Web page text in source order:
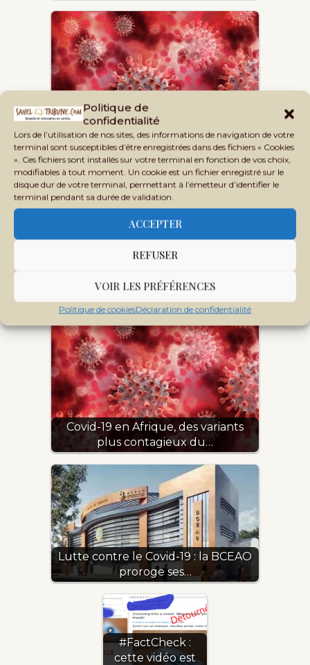
Politique de
confidentialité
Lors de l’utilisation de nos sites, des informations de navigation de votre
terminal sont susceptibles d’être enregistrées dans des fichiers « Cookies
». Ces fichiers sont installés sur votre terminal en fonction de vos choix,
modifiables à tout moment. Un cookie est un fichier enregistré sur le
disque dur de votre terminal, permettant à l’émetteur d’identifier le
terminal pendant sa durée de validation.
ACCEPTER
REFUSER
VOIR LES PRÉFÉRENCES
Politique de cookiesDéclaration de confidentialité
Au Mali, il y a plus dangereux que la
covid-19
la découverte…
Covid-19 en Afrique, des variants
plus contagieux du…
Lutte contre le Covid-19 : la BCEAO
proroge ses…
#FactCheck :
cette vidéo est